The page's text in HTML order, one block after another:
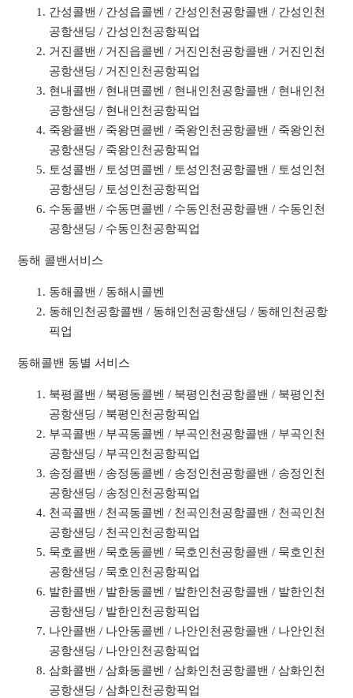
간성콜밴 / 간성읍콜벤 / 간성인천공항콜밴 / 간성인천
공항샌딩 / 간성인천공항픽업
거진콜밴 / 거진읍콜벤 / 거진인천공항콜밴 / 거진인천
공항샌딩 / 거진인천공항픽업
현내콜밴 / 현내면콜벤 / 현내인천공항콜밴 / 현내인천
공항샌딩 / 현내인천공항픽업
죽왕콜밴 / 죽왕면콜벤 / 죽왕인천공항콜밴 / 죽왕인천
공항샌딩 / 죽왕인천공항픽업
토성콜밴 / 토성면콜벤 / 토성인천공항콜밴 / 토성인천
공항샌딩 / 토성인천공항픽업
수동콜밴 / 수동면콜벤 / 수동인천공항콜밴 / 수동인천
공항샌딩 / 수동인천공항픽업
동해 콜밴서비스
동해콜밴 / 동해시콜벤
동해인천공항콜밴 / 동해인천공항샌딩 / 동해인천공항
픽업
동해콜밴 동별 서비스
북평콜밴 / 북평동콜벤 / 북평인천공항콜밴 / 북평인천
공항샌딩 / 북평인천공항픽업
부곡콜밴 / 부곡동콜벤 / 부곡인천공항콜밴 / 부곡인천
공항샌딩 / 부곡인천공항픽업
송정콜밴 / 송정동콜벤 / 송정인천공항콜밴 / 송정인천
공항샌딩 / 송정인천공항픽업
천곡콜밴 / 천곡동콜벤 / 천곡인천공항콜밴 / 천곡인천
공항샌딩 / 천곡인천공항픽업
묵호콜밴 / 묵호동콜벤 / 묵호인천공항콜밴 / 묵호인천
공항샌딩 / 묵호인천공항픽업
발한콜밴 / 발한동콜벤 / 발한인천공항콜밴 / 발한인천
공항샌딩 / 발한인천공항픽업
나안콜밴 / 나안동콜벤 / 나안인천공항콜밴 / 나안인천
공항샌딩 / 나안인천공항픽업
삼화콜밴 / 삼화동콜벤 / 삼화인천공항콜밴 / 삼화인천
공항샌딩 / 삼화인천공항픽업